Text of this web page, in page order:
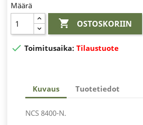
Määrä
 OSTOSKORIIN
 Toimitusaika: Tilaustuote
Kuvaus Tuotetiedot
NCS 8400-N.